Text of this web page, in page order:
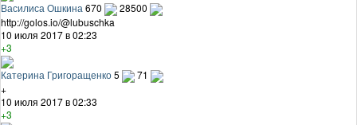
Василиса Ошкина 670
28500
http://golos.io/@lubuschka
10 июля 2017 в 02:23
+3
Катерина Григоращенко5
71
+
10 июля 2017 в 02:33
+3